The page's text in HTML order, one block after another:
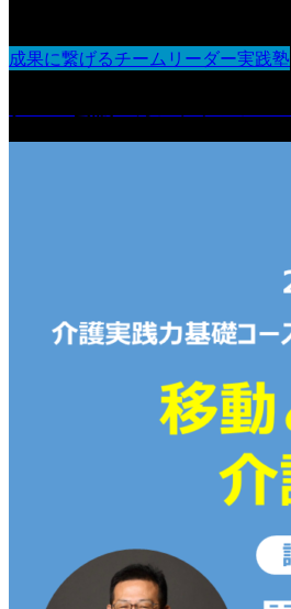
成果に繋げるチームリーダー実践塾